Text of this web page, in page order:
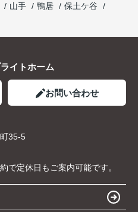
山手 鴨居
保土ケ谷
イトホーム
お問い合わせ
35-5
定休日もご案内可能です。